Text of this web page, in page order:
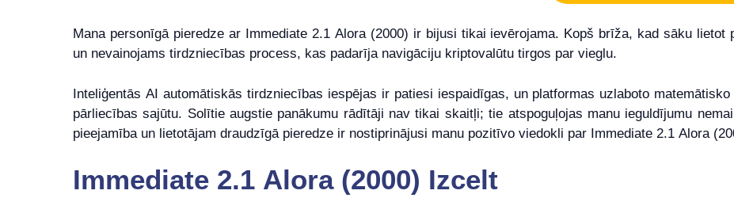
Mana personīgā pieredze ar Immediate 2.1 Alora (2000) ir bijusi tikai ievērojama. Kopš brīža, kad sāku
un nevainojams tirdzniecības process, kas padarīja navigāciju kriptovalūtu tirgos par vieglu.
Inteliģentās AI automātiskās tirdzniecības iespējas ir patiesi iespaidīgas, un platformas uzlaboto
pārliecības sajūtu. Solītie augstie panākumu rādītāji nav tikai skaitļi; tie atspoguļojas manu ieguldījumu
pieejamība un lietotājam draudzīgā pieredze ir nostiprinājusi manu pozitīvo viedokli par Immediate 2.1 Alora
Immediate 2.1 Alora (2000) Izcelt